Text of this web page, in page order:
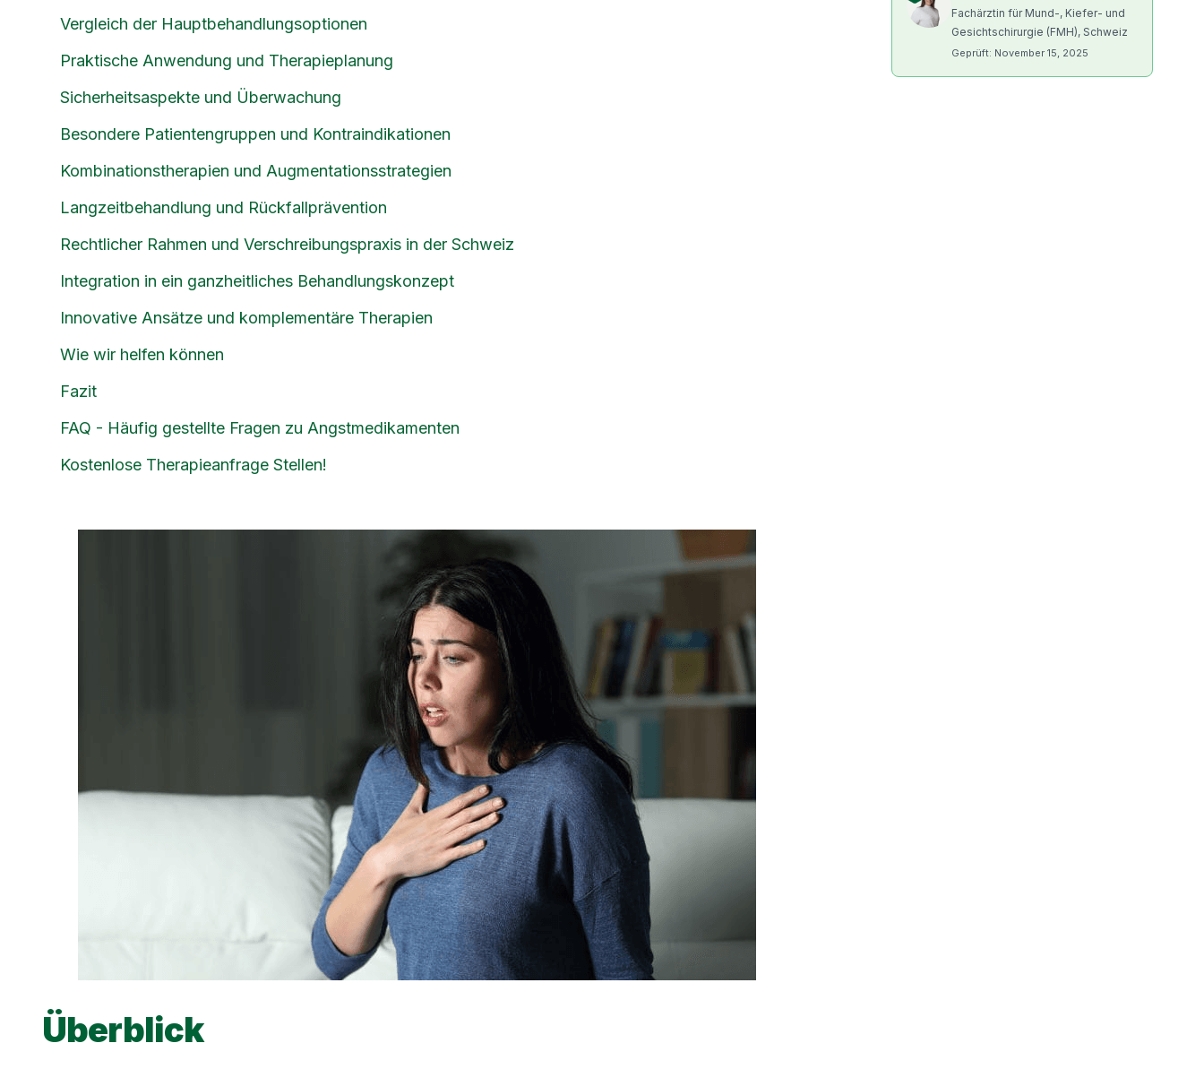
Vergleich der Hauptbehandlungsoptionen
Praktische Anwendung und Therapieplanung
Sicherheitsaspekte und Überwachung
Besondere Patientengruppen und Kontraindikationen
Kombinationstherapien und Augmentationsstrategien
Langzeitbehandlung und Rückfallprävention
Rechtlicher Rahmen und Verschreibungspraxis in der Schweiz
Integration in ein ganzheitliches Behandlungskonzept
Innovative Ansätze und komplementäre Therapien
Wie wir helfen können
Fazit
FAQ - Häufig gestellte Fragen zu Angstmedikamenten
Kostenlose Therapieanfrage Stellen!
Überblick
Fachärztin für Mund-, Kiefer- und
Gesichtschirurgie (FMH), Schweiz
Geprüft: November 15, 2025